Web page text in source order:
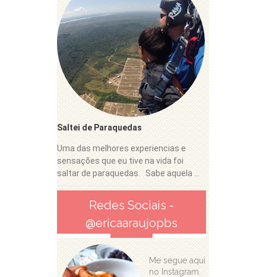
Saltei de Paraquedas
Uma das melhores experiencias e
sensações que eu tive na vida foi
saltar de paraquedas. Sabe aquela ...
Redes Sociais -
@ericaaraujopbs
Me segue aqui
no Instagram.